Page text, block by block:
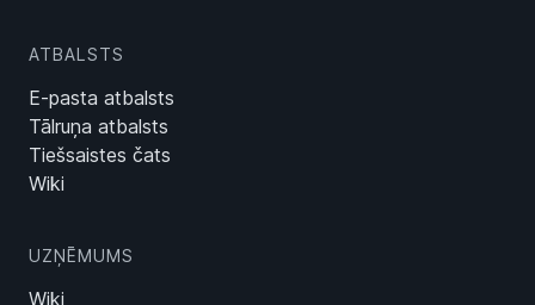
ATBALSTS
E-pasta atbalsts
Tālruņa atbalsts
Tiešsaistes čats
Wiki
UZŅĒMUMS
Wiki